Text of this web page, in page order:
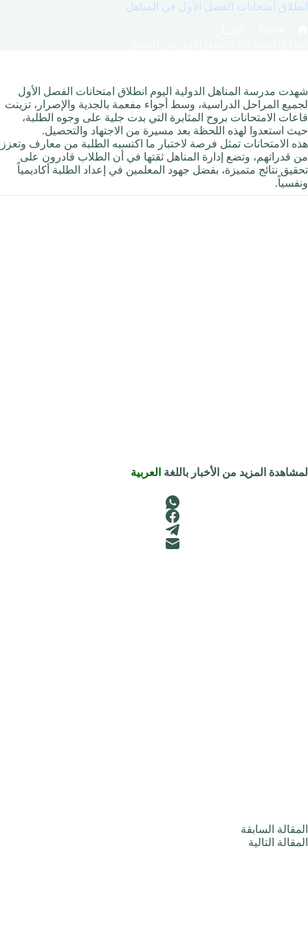
انطلاق امتحانات الفصل الأول في المناهل
شهدت مدرسة المناهل الدولية اليوم انطلاق امتحانات الفصل الأول
لجميع المراحل الدراسية، وسط أجواء مفعمة بالجدية والإصرار، تزينت
قاعات الامتحانات بروح المثابرة التي بدت جلية على وجوه الطلبة،
حيث استعدوا لهذه اللحظة بعد مسيرة من الاجتهاد والتحصيل.
هذه الامتحانات تمثل فرصة لاختبار ما اكتسبه الطلبة من معارف وتعزز
من قدراتهم، وتضع إدارة المناهل ثقتها في أن الطلاب قادرون على
تحقيق نتائج متميزة، بفضل جهود المعلمين في إعداد الطلبة أكاديمياً
ونفسياً.
لمشاهدة المزيد من الأخبار باللغة العربية
المقالة السابقة
المقالة التالية